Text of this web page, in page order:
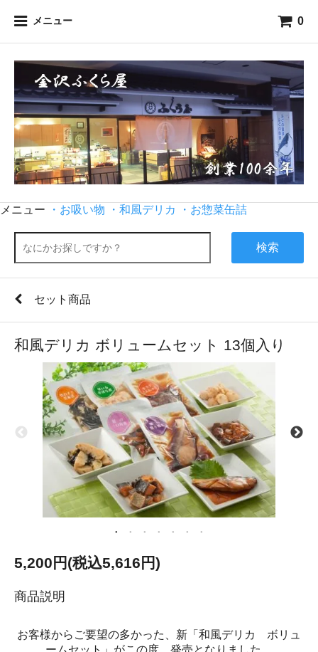
メニュー 0
メニュー ・お吸い物 ・和風デリカ ・お惣菜缶詰
検索
セット商品
和風デリカ ボリュームセット 13個入り
5,200円(税込5,616円)
商品説明
お客様からご要望の多かった、新「和風デリカ ボリュ
ームセット」がこの度、発売となりました。